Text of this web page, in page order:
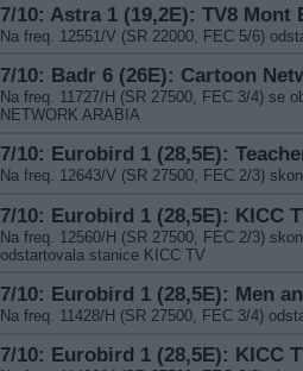
7/10: Astra 1 (19,2E): TV8 Mont
Na freq. 12551/V (SR 22000, FEC 5/6)
7/10: Badr 6 (26E): Cartoon
Na freq. 11727/H (SR 27500, FEC 3/4) se
NETWORK ARABIA
7/10: Eurobird 1 (28,5E):
Na freq. 12643/V (SR 27500, FEC 2/3)
7/10: Eurobird 1 (28,5E): KICC
Na freq. 12560/H (SR 27500, FEC 2/3)
odstartovala stanice KICC TV
7/10: Eurobird 1 (28,5E): Men
Na freq. 11428/H (SR 27500, FEC 3/4)
7/10: Eurobird 1 (28,5E): KICC